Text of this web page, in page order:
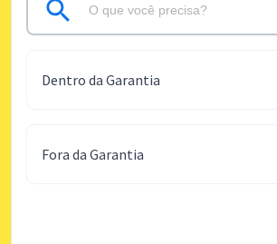
Dentro da Garantia
Fora da Garantia